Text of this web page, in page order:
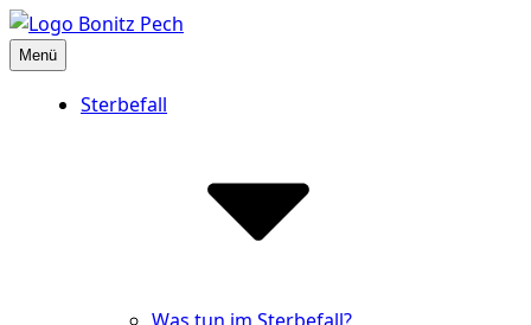
Inhalte
überspringen
Bestattungshaus Bonitz Pech
Partner der Hinterbliebenen
Menü
Sterbefall